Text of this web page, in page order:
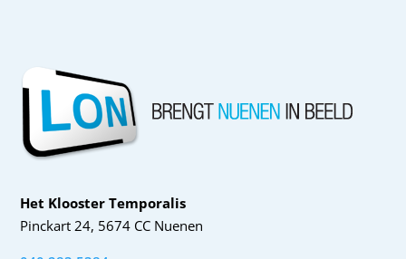
Het Klooster Temporalis
Pinckart 24, 5674 CC Nuenen